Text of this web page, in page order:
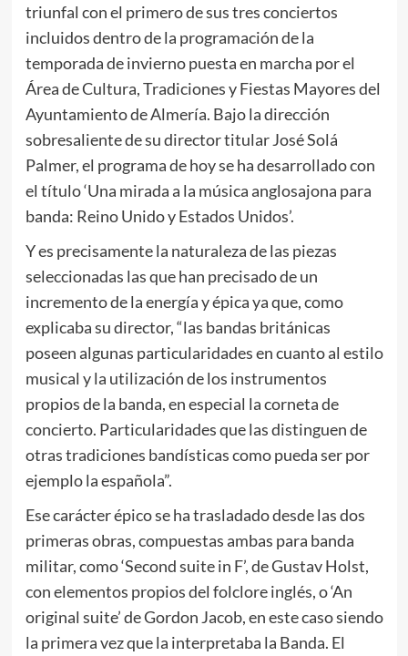
triunfal con el primero de sus tres conciertos
incluidos dentro de la programación de la
temporada de invierno puesta en marcha por el
Área de Cultura, Tradiciones y Fiestas Mayores del
Ayuntamiento de Almería. Bajo la dirección
sobresaliente de su director titular José Solá
Palmer, el programa de hoy se ha desarrollado con
el título ‘Una mirada a la música anglosajona para
banda: Reino Unido y Estados Unidos’.
Y es precisamente la naturaleza de las piezas
seleccionadas las que han precisado de un
incremento de la energía y épica ya que, como
explicaba su director, “las bandas británicas
poseen algunas particularidades en cuanto al estilo
musical y la utilización de los instrumentos
propios de la banda, en especial la corneta de
concierto. Particularidades que las distinguen de
otras tradiciones bandísticas como pueda ser por
ejemplo la española”.
Ese carácter épico se ha trasladado desde las dos
primeras obras, compuestas ambas para banda
militar, como ‘Second suite in F’, de Gustav Holst,
con elementos propios del folclore inglés, o ‘An
original suite’ de Gordon Jacob, en este caso siendo
la primera vez que la interpretaba la Banda. El